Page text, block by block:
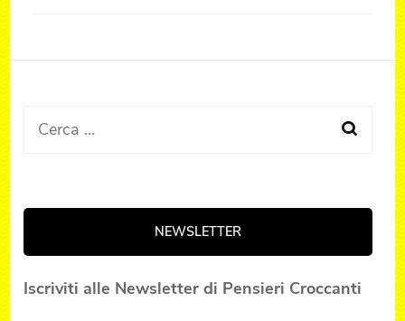
Ricerca
NEWSLETTER
Iscriviti alle Newsletter di Pensieri Croccanti